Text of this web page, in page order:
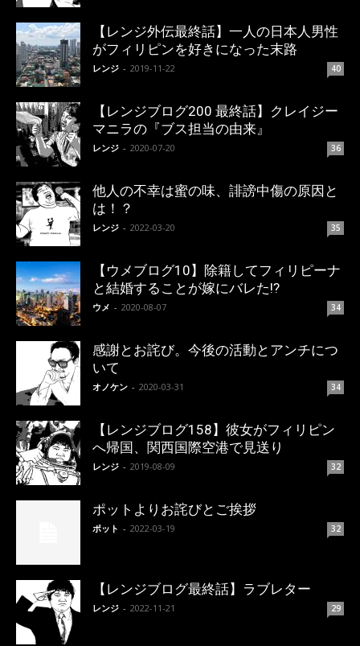
【レンジ外伝最終話】一人の日本人男性
がフィリピンを好きになった末路
レンジ - 2019-11-22 40
【レンジブログ200 最終話】クレイジー
マニラの『ブス担当の由来』
レンジ - 2020-07-20 36
他人の不幸は蜜の味、誹謗中傷の原因と
は！？
レンジ - 2022-03-20 35
【ウメブログ10】除籍してフィリピーナ
と結婚することが嫁にバレた!?
ウメ - 2020-08-07 34
感謝とお詫び。今後の活動とアンチにつ
いて
オノケン - 2020-03-31 34
【レンジブログ158】彼女がフィリピン
へ帰国、関西国際空港で見送り
レンジ - 2019-08-09 32
ポットよりお詫びとご挨拶
ポット - 2022-03-19 32
【レンジブログ最終話】ラブレター
レンジ - 2022-11-21 29